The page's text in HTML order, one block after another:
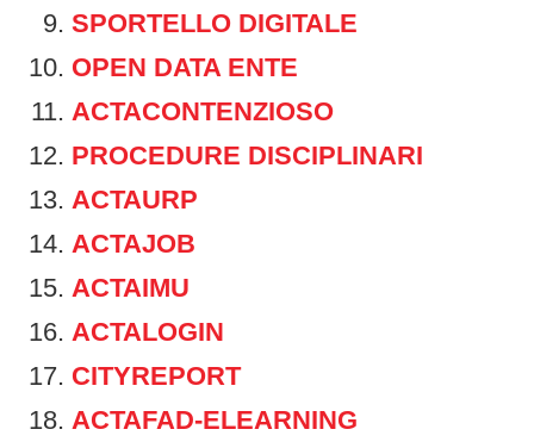
SPORTELLO DIGITALE
OPEN DATA ENTE
ACTACONTENZIOSO
PROCEDURE DISCIPLINARI
ACTAURP
ACTAJOB
ACTAIMU
ACTALOGIN
CITYREPORT
ACTAFAD-ELEARNING